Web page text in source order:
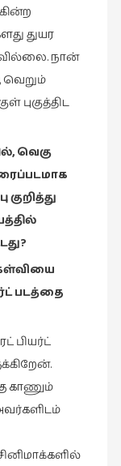
துயர
நான்
புகுத்திட
,வெகு
குறித்து
?
படத்தை
பியர்ட்
காணும்